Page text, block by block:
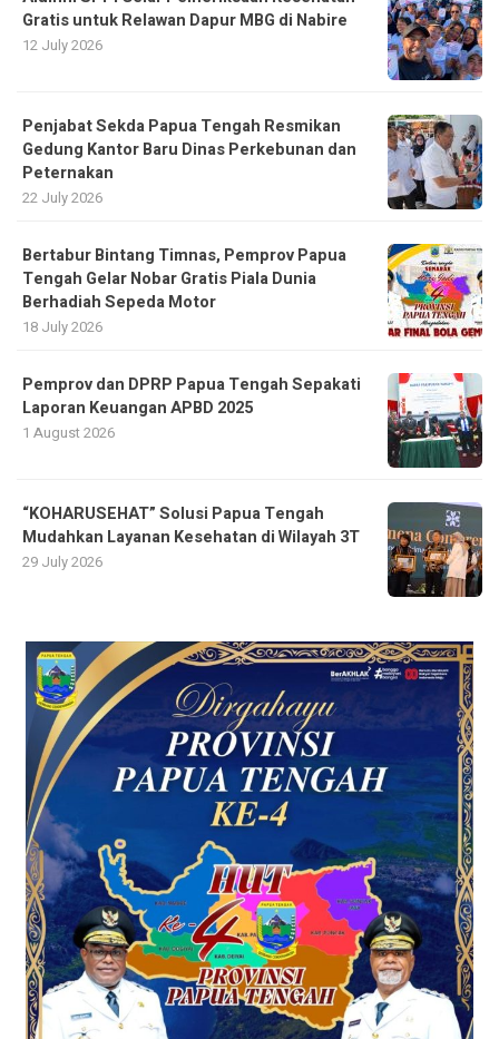
Gratis untuk Relawan Dapur MBG di Nabire
12 July 2026
Penjabat Sekda Papua Tengah Resmikan
Gedung Kantor Baru Dinas Perkebunan dan
Peternakan
22 July 2026
Bertabur Bintang Timnas, Pemprov Papua
Tengah Gelar Nobar Gratis Piala Dunia
Berhadiah Sepeda Motor
18 July 2026
Pemprov dan DPRP Papua Tengah Sepakati
Laporan Keuangan APBD 2025
1 August 2026
“KOHARUSEHAT” Solusi Papua Tengah
Mudahkan Layanan Kesehatan di Wilayah 3T
29 July 2026